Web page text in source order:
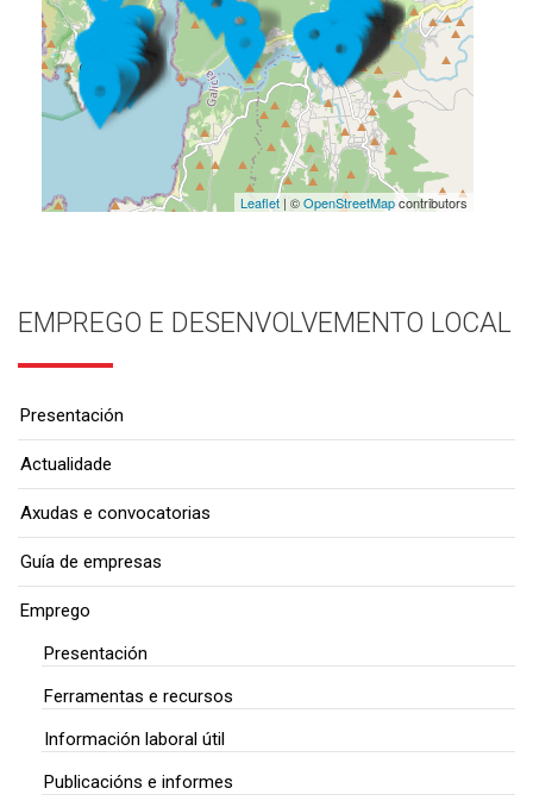
Leaflet| ©OpenStreetMapcontributors
EMPREGO E DESENVOLVEMENTO LOCAL
Presentación
Actualidade
Axudas e convocatorias
Guía de empresas
Emprego
Presentación
Ferramentas e recursos
Información laboral útil
Publicacións e informes